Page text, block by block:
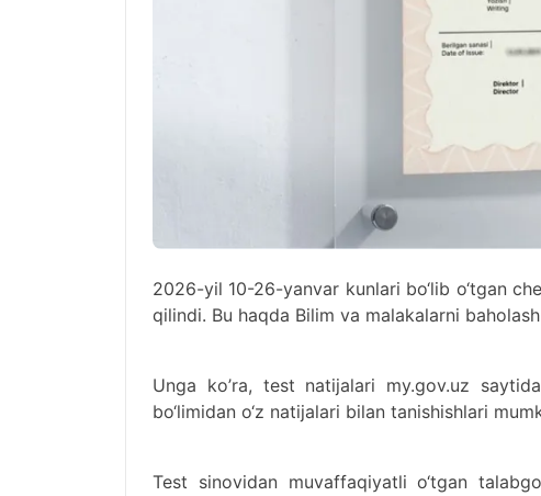
2026-yil 10-26-yanvar kunlari bo‘lib o‘tgan
qilindi. Bu haqda Bilim va malakalarni
Unga ko’ra, test natijalari my.gov.uz
bo‘limidan o‘z natijalari bilan tanishishlari
Test sinovidan muvaffaqiyatli o‘tgan